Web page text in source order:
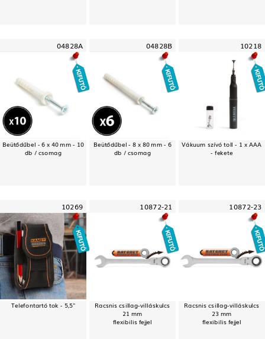
04828A
Beütődűbel - 6 x 40 mm - 10
db / csomag
04828B
Beütődűbel - 8 x 80 mm - 6
db / csomag
10218
Vákuum szívó toll - 1 x AAA
- fekete
10269
Telefontartó tok - 5,5"
10872-21
Racsnis csillag-villáskulcs
21 mm
flexibilis fejjel
10872-23
Racsnis csillag-villáskulcs
23 mm
flexibilis fejjel